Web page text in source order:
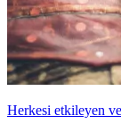
Herkesi etkileyen